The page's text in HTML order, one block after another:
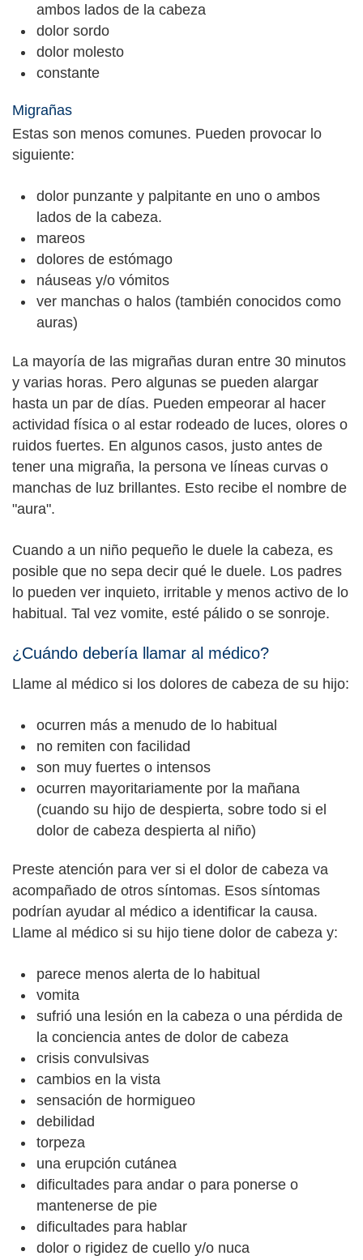
ambos lados de la cabeza
dolor sordo
dolor molesto
constante
Migrañas
Estas son menos comunes. Pueden provocar lo
siguiente:
dolor punzante y palpitante en uno o ambos
lados de la cabeza.
mareos
dolores de estómago
náuseas y/o vómitos
ver manchas o halos (también conocidos como
auras)
La mayoría de las migrañas duran entre 30 minutos
y varias horas. Pero algunas se pueden alargar
hasta un par de días. Pueden empeorar al hacer
actividad física o al estar rodeado de luces, olores o
ruidos fuertes. En algunos casos, justo antes de
tener una migraña, la persona ve líneas curvas o
manchas de luz brillantes. Esto recibe el nombre de
"aura".
Cuando a un niño pequeño le duele la cabeza, es
posible que no sepa decir qué le duele. Los padres
lo pueden ver inquieto, irritable y menos activo de lo
habitual. Tal vez vomite, esté pálido o se sonroje.
¿Cuándo debería llamar al médico?
Llame al médico si los dolores de cabeza de su hijo:
ocurren más a menudo de lo habitual
no remiten con facilidad
son muy fuertes o intensos
ocurren mayoritariamente por la mañana
(cuando su hijo de despierta, sobre todo si el
dolor de cabeza despierta al niño)
Preste atención para ver si el dolor de cabeza va
acompañado de otros síntomas. Esos síntomas
podrían ayudar al médico a identificar la causa.
Llame al médico si su hijo tiene dolor de cabeza y:
parece menos alerta de lo habitual
vomita
sufrió una lesión en la cabeza o una pérdida de
la conciencia antes de dolor de cabeza
crisis convulsivas
cambios en la vista
sensación de hormigueo
debilidad
torpeza
una erupción cutánea
dificultades para andar o para ponerse o
mantenerse de pie
dificultades para hablar
dolor o rigidez de cuello y/o nuca